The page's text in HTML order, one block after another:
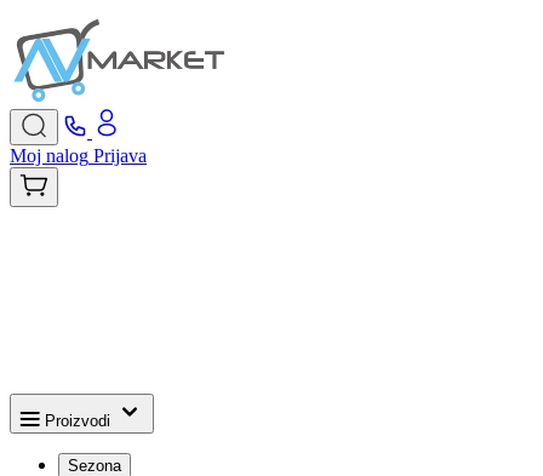
Moj nalog Prijava
Proizvodi
Sezona